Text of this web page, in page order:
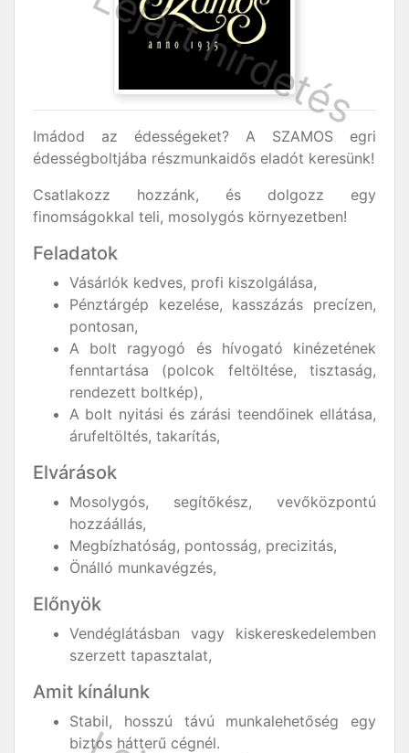
Imádod az édességeket? A SZAMOS egri
édességboltjába részmunkaidős eladót keresünk!
Csatlakozz hozzánk, és dolgozz egy
finomságokkal teli, mosolygós környezetben!
Feladatok
Vásárlók kedves, profi kiszolgálása,
Pénztárgép kezelése, kasszázás precízen,
pontosan,
A bolt ragyogó és hívogató kinézetének
fenntartása (polcok feltöltése, tisztaság,
rendezett boltkép),
A bolt nyitási és zárási teendőinek ellátása,
árufeltöltés, takarítás,
Elvárások
Mosolygós, segítőkész, vevőközpontú
hozzáállás,
Megbízhatóság, pontosság, precizitás,
Önálló munkavégzés,
Előnyök
Vendéglátásban vagy kiskereskedelemben
szerzett tapasztalat,
Amit kínálunk
Stabil, hosszú távú munkalehetőség egy
biztos hátterű cégnél.